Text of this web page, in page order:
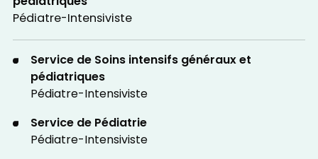
Pédiatre-Intensiviste
Service de Soins intensifs généraux et
pédiatriques
Pédiatre-Intensiviste
Service de Pédiatrie
Pédiatre-Intensiviste